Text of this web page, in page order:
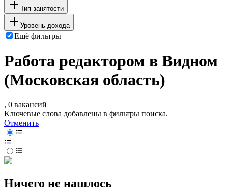
Тип занятости
Уровень дохода
Ещё фильтры
Работа редактором в Видном
(Московская область)
, 0 вакансий
Ключевые слова добавлены в фильтры поиска.
Отменить
Ничего не нашлось